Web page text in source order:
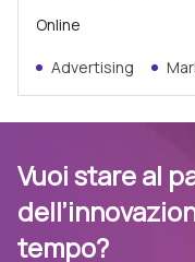
Online
Advertising
Vuoi stare al
tempo?